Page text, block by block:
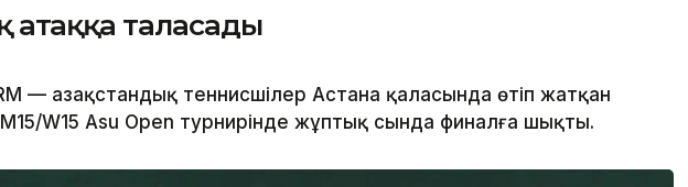
таласады
— Қазақстандық теннисшілер Астана қаласында өтіп жатқан
W15 Asu Open турнирінде жұптық сында финалға шықты.